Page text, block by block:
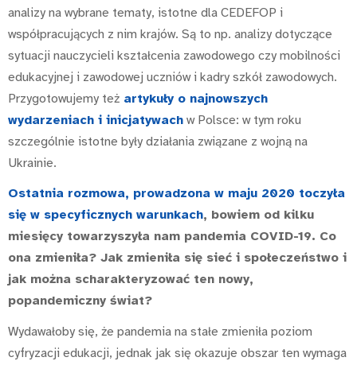
analizy na wybrane tematy, istotne dla CEDEFOP i
współpracujących z nim krajów. Są to np. analizy dotyczące
sytuacji nauczycieli kształcenia zawodowego czy mobilności
edukacyjnej i zawodowej uczniów i kadry szkół zawodowych.
Przygotowujemy też artykuły o najnowszych
wydarzeniach i inicjatywach w Polsce: w tym roku
szczególnie istotne były działania związane z wojną na
Ukrainie.
Ostatnia rozmowa, prowadzona w maju 2020 toczyła
się w specyficznych warunkach, bowiem od kilku
miesięcy towarzyszyła nam pandemia COVID-19. Co
ona zmieniła? Jak zmieniła się sieć i społeczeństwo i
jak można scharakteryzować ten nowy,
popandemiczny świat?
Wydawałoby się, że pandemia na stałe zmieniła poziom
cyfryzacji edukacji, jednak jak się okazuje obszar ten wymaga